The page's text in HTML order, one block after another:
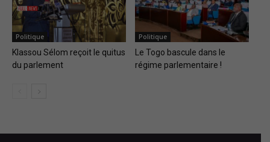
Politique
Klassou Sélom reçoit le quitus
du parlement
Politique
Le Togo bascule dans le
régime parlementaire !